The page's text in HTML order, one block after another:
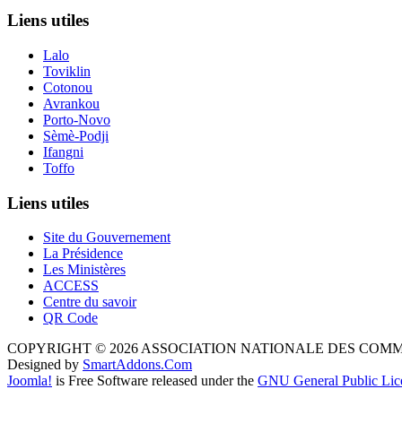
Liens utiles
Lalo
Toviklin
Cotonou
Avrankou
Porto-Novo
Sèmè-Podji
Ifangni
Toffo
Liens utiles
Site du Gouvernement
La Présidence
Les Ministères
ACCESS
Centre du savoir
QR Code
COPYRIGHT © 2026 ASSOCIATION NATIONALE DES
Designed by SmartAddons.Com
Joomla! is Free Software released under the GNU General Public